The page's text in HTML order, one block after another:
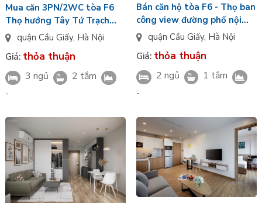
Mua căn 3PN/2WC tòa F6
Thọ hướng Tây Tứ Trạch
cửa sổ LowE Sun Feliza
Suites Cầu Giấy
quận Cầu Giấy, Hà Nội
Giá: thỏa thuận
3 ngủ
2 tắm
-
Bán căn hộ tòa F6 - Thọ ban
công view đường phố nội
thất VIP Đông tứ trạch Sun
Feliza Suites
quận Cầu Giấy, Hà Nội
Giá: thỏa thuận
2 ngủ
1 tắm
-